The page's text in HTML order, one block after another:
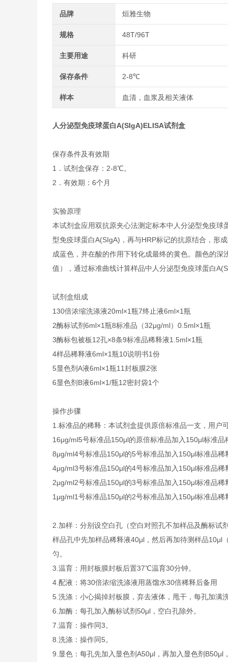
品牌 烜雅生物
规格 48T/96T
主要用途 科研
保存条件 2-8℃
样本 血清，血浆及相关液体
人分泌型免疫球蛋白A(SIgA)ELISA试剂盒
保存条件及有效期
1．试剂盒保存：2-8℃。
2．有效期：6个月
实验原理
本试剂盒应用双抗原夹心法测定标本中人分泌型免疫
型免疫球蛋白A(SIgA)，再与HRP标记的抗原结合，形
成蓝色，并在酸的作用下转化成最终的黄色。颜色的
值），通过标准曲线计算样品中人分泌型免疫球蛋白
试剂盒组成
130倍浓缩洗涤液20ml×1瓶7终止液6ml×1瓶
2酶标试剂6ml×1瓶8标准品（32μg/ml） 0.5ml×1瓶
3酶标包被板12孔×8条9标准品稀释液1.5ml×1瓶
4样品稀释液6ml×1瓶10说明书1份
5显色剂A液6ml×1瓶11封板膜2张
6显色剂B液6ml×1/瓶12密封袋1个
操作步骤
1.标准品的稀释：本试剂盒提供原倍标准品一支，用户
16μg/ml5号标准品150μl的原倍标准品加入150μl标准品
8μg/ml4号标准品150μl的5号标准品加入150μl标准品稀
4μg/ml3号标准品150μl的4号标准品加入150μl标准品稀
2μg/ml2号标准品150μl的3号标准品加入150μl标准品稀
1μg/ml1号标准品150μl的2号标准品加入150μl标准品稀
2.加样：分别设空白孔（空白对照孔不加样品及酶标试
样品孔中先加样品稀释液40μl，然后再加待测样品10μl
匀。
3.温育：用封板膜封板后置37℃温育30分钟。
4.配液：将30倍浓缩洗涤液用蒸馏水30倍稀释后备用
5.洗涤：小心揭掉封板膜，弃去液体，甩干，每孔加满
6.加酶：每孔加入酶标试剂50μl，空白孔除外。
7.温育：操作同3。
8.洗涤：操作同5。
9.显色：每孔先加入显色剂A50μl，再加入显色剂